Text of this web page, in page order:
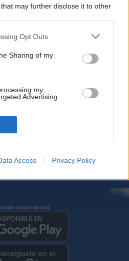
that may further disclose it to other
Opt Outs
Sharing of my
my
Advertising.
Access Privacy Policy
tricolor
con el Mallorca por el
de Josep Cerdà
es superior y consigue una
convincente
LA APP AHORA